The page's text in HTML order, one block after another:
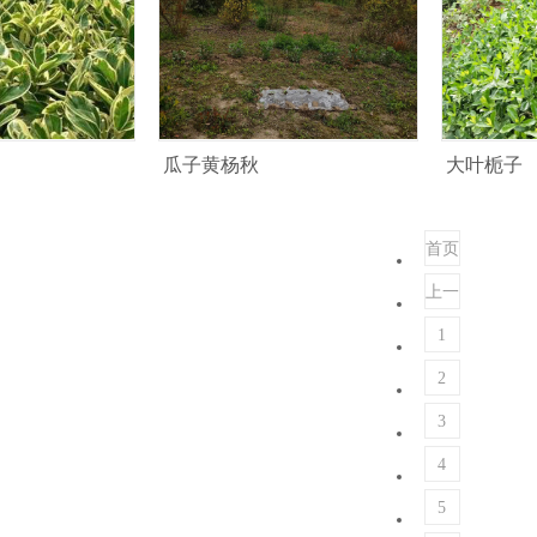
瓜子黄杨秋 大叶栀子
首页
上一
页1
2
3
4
5